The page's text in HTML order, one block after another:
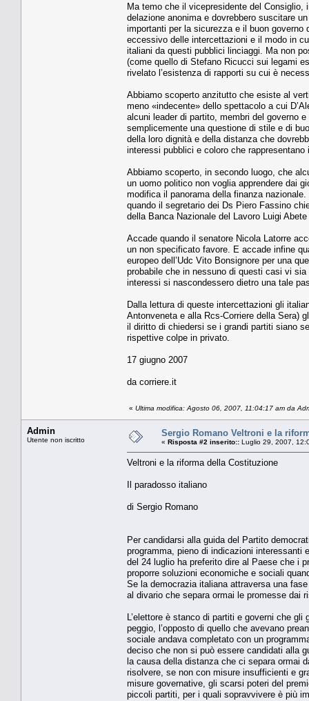
Ma temo che il vicepresidente del
delazione anonima e dovrebbero suscitare
importanti per la sicurezza e il buon governo
eccessivo delle intercettazioni e il modo in
italiani da questi pubblici linciaggi. Ma non
(come quello di Stefano Ricucci sui legami
rivelato l’esistenza di rapporti su cui è
Abbiamo scoperto anzitutto che esiste al
meno «indecente» dello spettacolo a cui
alcuni leader di partito, membri del governo
semplicemente una questione di stile e di
della loro dignità e della distanza che
interessi pubblici e coloro che rappresentano
Abbiamo scoperto, in secondo luogo, che
un uomo politico non voglia apprendere dai
modifica il panorama della finanza
quando il segretario dei Ds Piero Fassino
della Banca Nazionale del Lavoro Luigi
Accade quando il senatore Nicola Latorre
un non specificato favore. E accade infine
europeo dell’Udc Vito Bonsignore per una
probabile che in nessuno di questi casi vi
interessi si nascondessero dietro una tale
Dalla lettura di queste intercettazioni gli
Antonveneta e alla Rcs-Corriere della Sera)
il diritto di chiedersi se i grandi partiti siano
rispettive colpe in privato.
17 giugno 2007
da corriere.it
« Ultima modifica: Agosto 06, 2007, 11:04:17 am da
Admin
Utente non iscritto
Sergio Romano Veltroni e la
« Risposta #2 inserito:: Luglio 29, 2007,
Veltroni e la riforma della Costituzione
Il paradosso italiano
di Sergio Romano
Per candidarsi alla guida del Partito
programma, pieno di indicazioni interessanti
del 24 luglio ha preferito dire al Paese che i
proporre soluzioni economiche e sociali
Se la democrazia italiana attraversa una
al divario che separa ormai le promesse dai
L’elettore è stanco di partiti e governi che
peggio, l’opposto di quello che avevano
sociale andava completato con un
deciso che non si può essere candidati alla
la causa della distanza che ci separa ormai
risolvere, se non con misure insufficienti e
misure governative, gli scarsi poteri del
piccoli partiti, per i quali sopravvivere è più